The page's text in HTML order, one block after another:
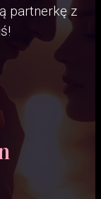
partnerkę z